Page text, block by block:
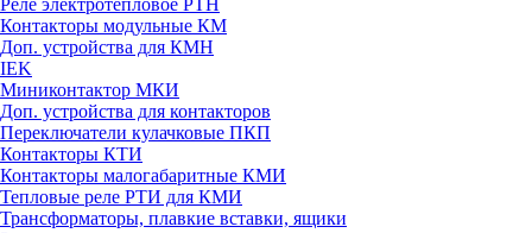
Реле электротепловое РТН
Контакторы модульные КМ
Доп. устройства для КМН
IEK
Миниконтактор МКИ
Доп. устройства для контакторов
Переключатели кулачковые ПКП
Контакторы КТИ
Контакторы малогабаритные КМИ
Тепловые реле РTИ для КМИ
Трансформаторы, плавкие вставки, ящики